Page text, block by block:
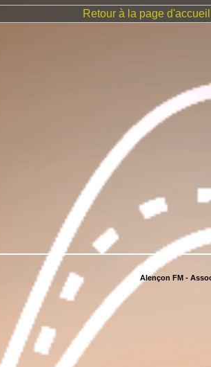
Retour à la page d'accueil
Alençon FM -